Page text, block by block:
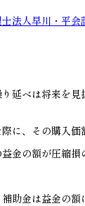
法人早川・平会
延べは将来を見
に、その購入
金の額が圧縮
助金は益金の